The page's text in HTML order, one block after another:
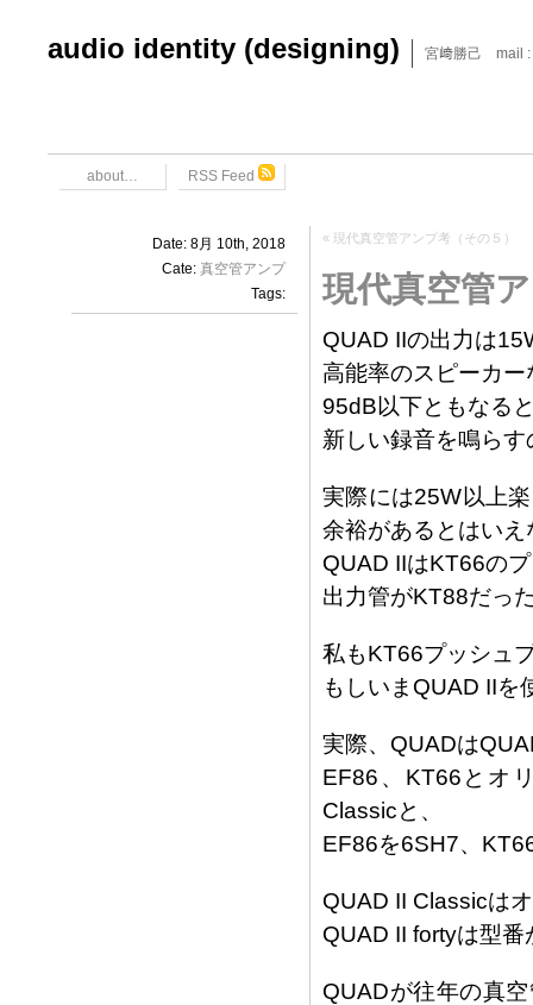
audio identity (designing) 宮﨑勝己 mail :
about… RSS Feed
Date: 8月 10th, 2018
Cate: 真空管アンプ
Tags:
« 現代真空管アンプ考（その５）
現代真空管
QUAD IIの出力は
高能率のスピーカ
95dB以下ともなる
新しい録音を鳴ら
実際には25W以上
余裕があるとはいえ
QUAD IIはKT66の
出力管がKT88だっ
私もKT66プッシュ
もしいまQUAD IIを
実際、QUADは
EF86、KT66とオ
Classicと、
EF86を6SH7、
QUAD II Classicは
QUAD II fortyは型
QUADが往年の真